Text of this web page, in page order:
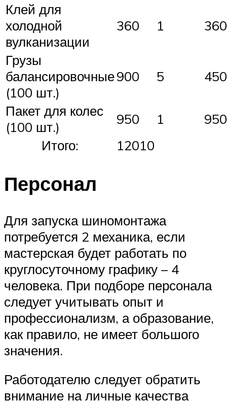
Клей для
холодной
вулканизации
360 1 360
Грузы
балансировочные
(100 шт.)
900 5
Пакет для колес
(100 шт.)
950 1
950
Итого:
12010
Персонал
Для запуска шиномонтажа
потребуется 2 механика, если
мастерская будет работать по
круглосуточному графику – 4
человека. При подборе персонала
следует учитывать опыт и
профессионализм, а образование,
как правило, не имеет большого
значения.
Работодателю следует обратить
внимание на личные качества